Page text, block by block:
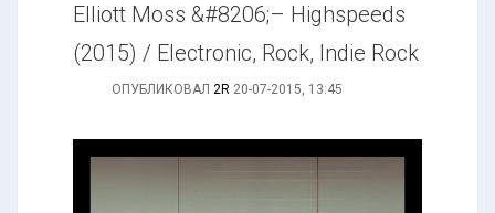
Elliott Moss &#8206;– Highspeeds
(2015) / Electronic, Rock, Indie Rock
ОПУБЛИКОВАЛ 2R 20-07-2015, 13:45